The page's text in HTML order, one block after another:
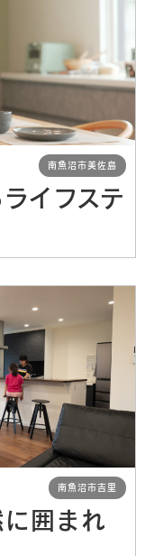
南魚沼市美佐島
イフステ
南魚沼市吉里
囲まれ